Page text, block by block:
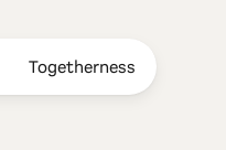
Togetherness